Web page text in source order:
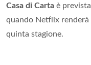
Casa di Carta è
quando Netflix
quinta stagione.